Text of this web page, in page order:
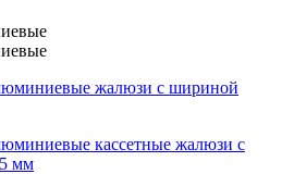
жалюзи с шириной
кассетные жалюзи с
мм